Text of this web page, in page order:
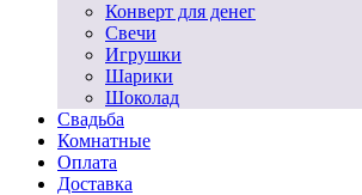
Конверт для денег
Свечи
Игрушки
Шарики
Шоколад
Свадьба
Комнатные
Оплата
Доставка